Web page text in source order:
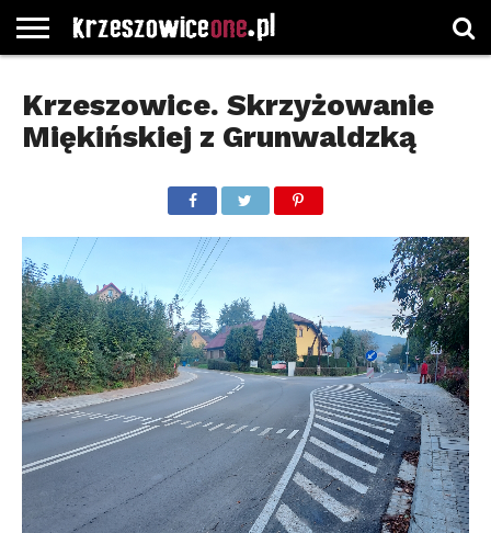
SAMORZĄDOWE
KATEGORIE
JAZDY
WATCH
Krzeszowice. Skrzyżowanie
Miękińskiej z Grunwaldzką